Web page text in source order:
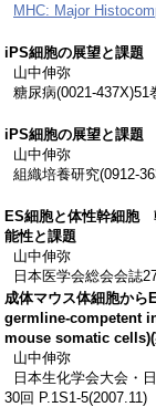
MHC: Major
iPS細胞の展望と課題
山中伸弥
糖尿病(0021-437X)51
iPS細胞の展望と課題
山中伸弥
組織培養研究(0912-
ES細胞と体性幹細胞
能性と課題
山中伸弥
日本医学会総会会誌
成体マウス体細胞か
germline-competent
mouse somatic cells)(
山中伸弥
日本生化学会大会・
30回 P.1S1-5(2007.11)